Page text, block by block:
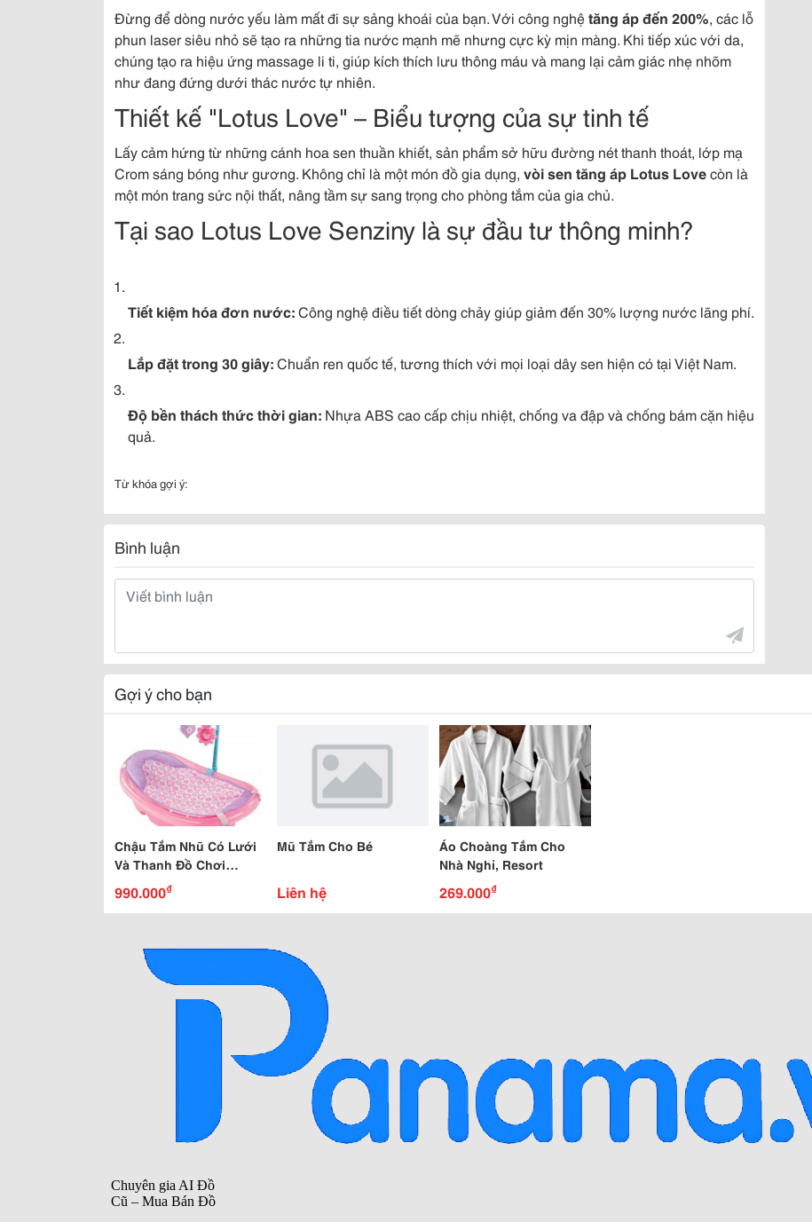
Đừng để dòng nước yếu làm mất đi sự sảng khoái của bạn. Với công nghệtăng áp đến 200%, các lỗ
phun laser siêu nhỏ sẽ tạo ra những tia nước mạnh mẽ nhưng cực kỳ mịn màng. Khi tiếp xúc với da,
chúng tạo ra hiệu ứng massage li ti, giúp kích thích lưu thông máu và mang lại cảm giác nhẹ nhõm
như đang đứng dưới thác nước tự nhiên.
Thiết kế "Lotus Love" – Biểu tượng của sự tinh tế
Lấy cảm hứng từ những cánh hoa sen thuần khiết, sản phẩm sở hữu đường nét thanh thoát, lớp mạ
Crom sáng bóng như gương. Không chỉ là một món đồ gia dụng, vòi sen tăng áp Lotus Lovecòn là
một món trang sức nội thất, nâng tầm sự sang trọng cho phòng tắm của gia chủ.
Tại sao Lotus Love Senziny là sự đầu tư thông minh?
Tiết kiệm hóa đơn nước:Công nghệ điều tiết dòng chảy giúp giảm đến 30% lượng nước lãng phí.
Lắp đặt trong 30 giây:Chuẩn ren quốc tế, tương thích với mọi loại dây sen hiện có tại Việt Nam.
Độ bền thách thức thời gian: Nhựa ABS cao cấp chịu nhiệt, chống va đập và chống bám cặn hiệu
quả.
Từ khóa gợi ý:
Bình luận
Gợi ý cho bạn
Chậu Tắm Nhũ Có Lưới
Và Thanh Đồ Chơi
Summer Sm09255
990.000₫
Mũ Tắm Cho Bé
Liên hệ
Áo Choàng Tắm Cho
Nhà Nghỉ, Resort
269.000₫